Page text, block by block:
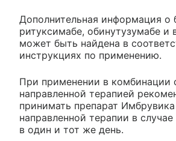
Дополнительная информация о
ритуксимабе, обинутузумабе и
может быть найдена в
инструкциях по применению.
При применении в комбинации
направленной терапией
принимать препарат
направленной терапии в
в один и тот же день.